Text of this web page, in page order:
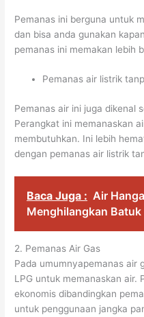
Pemanas ini berguna untuk
dan bisa anda gunakan
pemanas ini memakan lebih
Pemanas air listrik
Pemanas air ini juga dikenal
Perangkat ini memanaskan
membutuhkan. Ini lebih
dengan pemanas air listrik
Baca Juga : Air
Menghilangkan Batuk
2. Pemanas Air Gas
Pada umumnyapemanas air
LPG untuk memanaskan air.
ekonomis dibandingkan
untuk penggunaan jangka